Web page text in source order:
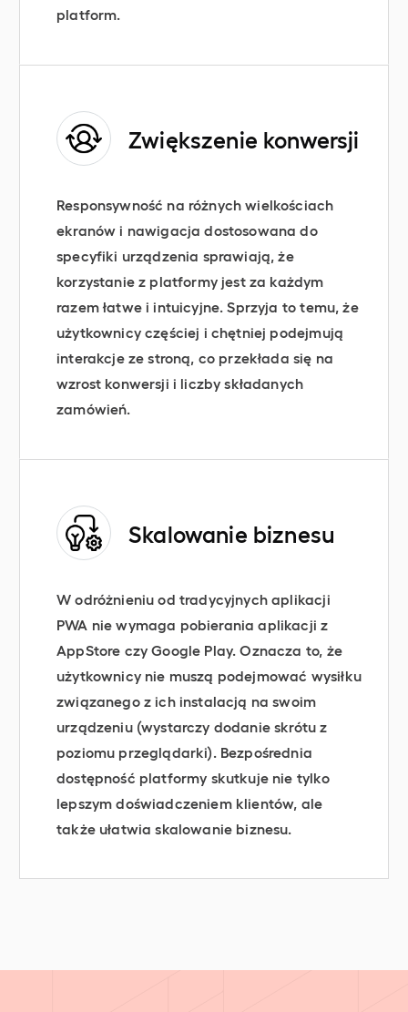
platform.
Zwiększenie konwersji
Responsywność na różnych wielkościach
ekranów i nawigacja dostosowana do
specyfiki urządzenia sprawiają, że
korzystanie z platformy jest za każdym
razem łatwe i intuicyjne. Sprzyja to temu, że
użytkownicy częściej i chętniej podejmują
interakcje ze stroną, co przekłada się na
wzrost konwersji i liczby składanych
zamówień.
Skalowanie biznesu
W odróżnieniu od tradycyjnych aplikacji
PWA nie wymaga pobierania aplikacji z
AppStore czy Google Play. Oznacza to, że
użytkownicy nie muszą podejmować wysiłku
związanego z ich instalacją na swoim
urządzeniu (wystarczy dodanie skrótu z
poziomu przeglądarki). Bezpośrednia
dostępność platformy skutkuje nie tylko
lepszym doświadczeniem klientów, ale
także ułatwia skalowanie biznesu.